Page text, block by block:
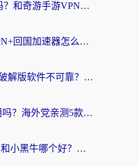
ChickCN VPN好用吗？和奇游手游VPN对比哪个回国效果更好？海外党亲测实用指南
海外党必看：PC VPN+回国加速器怎么选？无缝访问国内资源全攻略
海外党别踩坑！iOS破解版软件不可靠？教你选对回国加速器无缝看国内资源
雷神手游和快喵好用吗？海外党亲测5款回国加速器，附斧牛Bling对比+微信视频号解决办法
海外党纠结ChickCN和小黑牛哪个好？一篇帮你选对回国加速器的实用指南